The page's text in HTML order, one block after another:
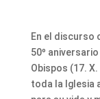
En el discurso
50º
Obispos (17.
toda la Iglesia